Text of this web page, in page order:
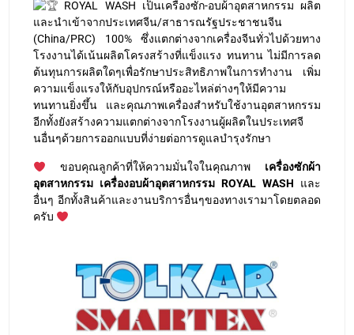
(China/PRC) 100% ซึ่งแตกต่างจากเครื่องจีนทั่วไปด้วยทาง
โรงงานได้เน้นผลิตโครงสร้างที่แข็งแรง ทนทาน ไม่มีการลด
ต้นทุนการผลิตใดๆเพื่อรักษาประสิทธิภาพในการทำงาน เพิ่ม
ความแข็งแรงให้กับอุปกรณ์หรืออะไหล่ต่างๆให้มีความ
ทนทานยิ่งขึ้น และคุณภาพเครื่องสำหรับใช้งานอุตสาหกรรม
อีกทั้งยังสร้างความแตกต่างจากโรงงานผู้ผลิตในประเทศจี
นอื่นๆด้วยการออกแบบที่ง่ายต่อการดูแลบำรุงรักษา
ขอบคุณลูกค้าที่ให้ความมั่นใจในคุณภาพเครื่องซักผ้า
อุตสาหกรรม เครื่องอบผ้าอุตสาหกรรม ROYAL WASHและ
อื่นๆ อีกทั้งสินค้าและงานบริการอื่นๆของทางเรามาโดยตลอด
ครับ